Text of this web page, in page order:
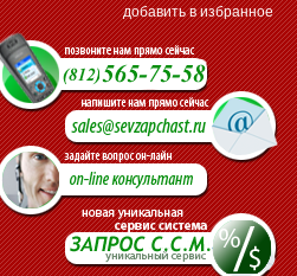
добавить в избранное